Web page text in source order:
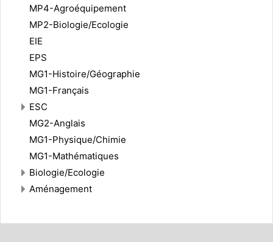
MP4-Agroéquipement
MP2-Biologie/Ecologie
EIE
EPS
MG1-Histoire/Géographie
MG1-Français
ESC
MG2-Anglais
MG1-Physique/Chimie
MG1-Mathématiques
Biologie/Ecologie
Aménagement